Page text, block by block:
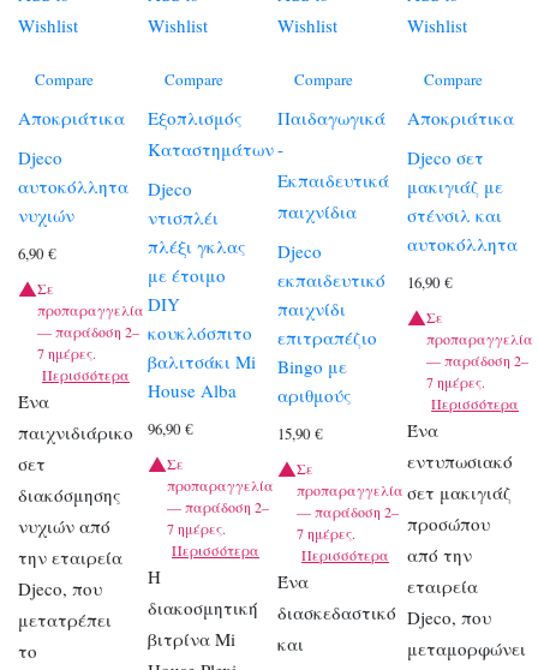
Wishlist
Compare
Αποκριάτικα
Djeco
αυτοκόλλητα
νυχιών
6,90 €
Σε
προπαραγγελία
— παράδοση 2–
7 ημέρες.
Περισσότερα
Ένα
παιχνιδιάρικο
σετ
διακόσμησης
νυχιών από
την εταιρεία
Djeco, που
μετατρέπει
το
Wishlist
Compare
Εξοπλισμός
Καταστημάτων
Djeco
ντισπλέι
πλέξι γκλας
με έτοιμο
DIY
κουκλόσπιτο
βαλιτσάκι Mi
House Alba
96,90€
Σε
προπαραγγελία
— παράδοση 2–
7 ημέρες.
Περισσότερα
Η
διακοσμητική
βιτρίνα Mi
Wishlist
Compare
Παιδαγωγικά
-
Εκπαιδευτικά
παιχνίδια
Djeco
εκπαιδευτικό
παιχνίδι
επιτραπέζιο
Bingo με
αριθμούς
15,90€
Σε
προπαραγγελία
— παράδοση 2–
7 ημέρες.
Περισσότερα
Ένα
διασκεδαστικό
και
Wishlist
Compare
Αποκριάτικα
Djeco σετ
μακιγιάζ με
στένσιλ και
αυτοκόλλητα
16,90€
Σε
προπαραγγελία
— παράδοση 2–
7 ημέρες.
Περισσότερα
Ένα
εντυπωσιακό
σετ μακιγιάζ
προσώπου
από την
εταιρεία
Djeco, που
μεταμορφώνει